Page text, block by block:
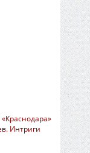
Интриги